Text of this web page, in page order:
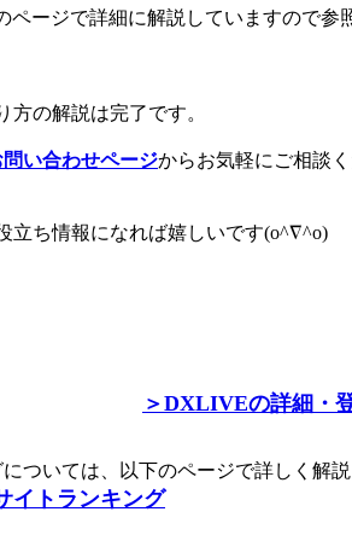
ージで詳細に解説していますので参
方の解説は完了です。
い合わせページからお気軽にご相談く
立ち情報になれば嬉しいです(o^∇^o)
＞DXLIVEの詳細・
ついては、以下のページで詳しく解
イトランキング